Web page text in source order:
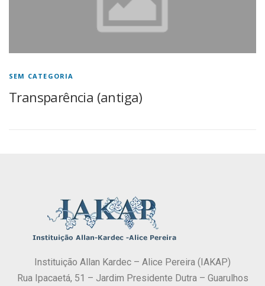
SEM CATEGORIA
Transparência (antiga)
Instituição Allan Kardec – Alice Pereira (IAKAP)
Rua Ipacaetá, 51 – Jardim Presidente Dutra – Guarulhos